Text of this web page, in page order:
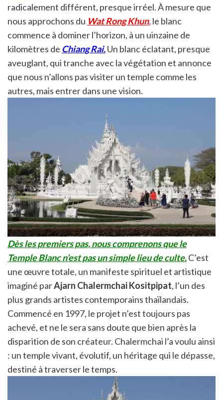
radicalement différent, presque irréel. À mesure que
nous approchons du Wat Rong Khun,le blanc
commence à dominer l’horizon, à un uinzaine de
kilomètres de Chiang Rai.Un blanc éclatant, presque
aveuglant, qui tranche avec la végétation et annonce
que nous n’allons pas visiter un temple comme les
autres, mais entrer dans une vision.
Dès les premiers pas, nous comprenons que le
Temple Blanc n’est pas un simple lieu de culte.C’est
une œuvre totale, un manifeste spirituel et artistique
imaginé parAjarn Chalermchai Kositpipat, l’un des
plus grands artistes contemporains thaïlandais.
Commencé en 1997, le projet n’est toujours pas
achevé, et ne le sera sans doute que bien après la
disparition de son créateur. Chalermchai l’a voulu ainsi
: un temple vivant, évolutif, un héritage qui le dépasse,
destiné à traverser le temps.